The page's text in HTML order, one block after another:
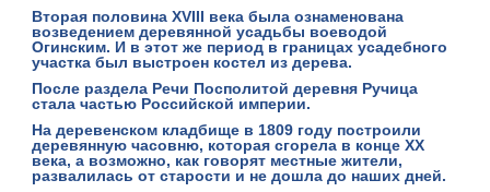
Вторая половина XVIII века была ознаменована
возведениемдеревянной усадьбы воеводой
Огинским. И в этот же период в границах усадебного
участка был выстроен костел из дерева.
После раздела Речи Посполитой деревня Ручица
стала частью Российской империи.
На деревенском кладбище в 1809 году построили
деревянную часовню, которая сгорела в конце XX
века, а возможно, как говорят местные жители,
развалилась от старости и не дошла до наших дней.